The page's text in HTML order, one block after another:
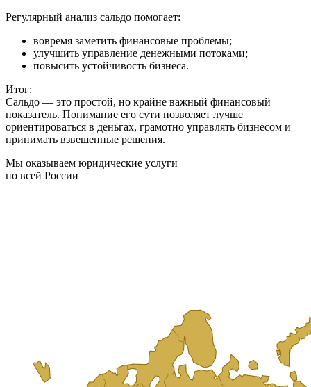
Регулярный анализ сальдо помогает:
вовремя заметить финансовые проблемы;
улучшить управление денежными потоками;
повысить устойчивость бизнеса.
Итог:
Сальдо — это простой, но крайне важный финансовый
показатель. Понимание его сути позволяет лучше
ориентироваться в деньгах, грамотно управлять бизнесом и
принимать взвешенные решения.
Мы оказываем юридические услуги
по всей России